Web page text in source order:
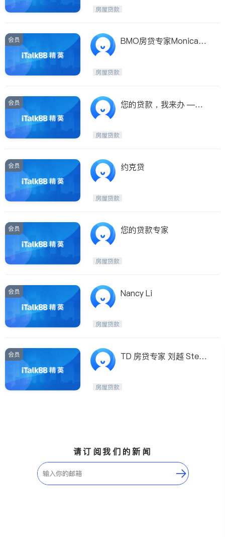
房屋贷款
会员
BMO房贷专家MonicaCh
房屋贷款
会员
您的贷款，我来办 ——
房屋贷款
会员 约克贷
房屋贷款
会员 您的贷款专家
房屋贷款
会员 Nancy Li
房屋贷款
会员
TD 房贷专家 刘越 Steve
房屋贷款
请订阅我们的新闻